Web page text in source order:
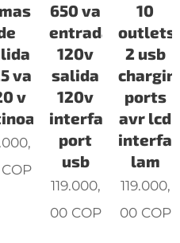
va
v
COP
650 va
entrada
120v
salida
120v
interface
port
usb
119.000,
00COP
10
outlets
2 usb
ports
avr lcd
lam
119.000,
00COP